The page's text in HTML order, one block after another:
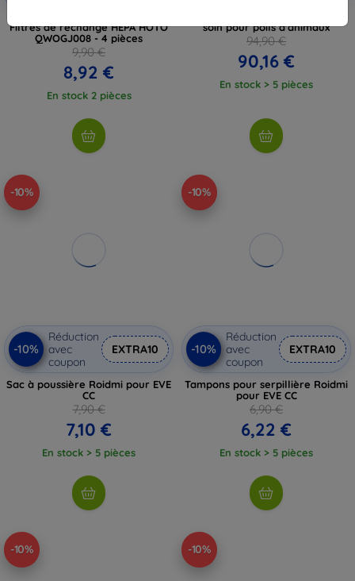
Filtres de rechange HEPA HOTO
QWOGJ008 - 4 pièces
9,90 €
8,92 €
En stock 2 pièces
soin pour poils d'animaux
94,90 €
90,16 €
En stock > 5 pièces
-10%
-10%
Réduction
avec
coupon
EXTRA10
Sac à poussière Roidmi pour EVE
CC
7,90 €
7,10 €
En stock > 5 pièces
-10%
-10%
Réduction
avec
coupon
EXTRA10
Tampons pour serpillière Roidmi
pour EVE CC
6,90 €
6,22 €
En stock > 5 pièces
-10% -10%